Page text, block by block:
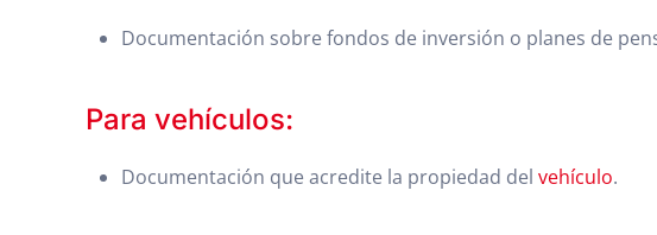
Documentación sobre fondos de inversión o planes de
Para vehículos:
Documentación que acredite la propiedad del vehículo.